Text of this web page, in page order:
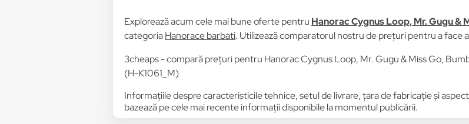
Explorează acum cele mai bune oferte pentru Hanorac Cygnus Loop, Mr. Gugu &
categoriaHanorace barbati. Utilizează comparatorul nostru de prețuri pentru a face
3cheaps - compară prețuri pentru Hanorac Cygnus Loop, Mr. Gugu & Miss Go,
(H-K1061_M)
Informațiile despre caracteristicile tehnice, setul de livrare, țara de fabricație și
bazează pe cele mai recente informații disponibile la momentul publicării.